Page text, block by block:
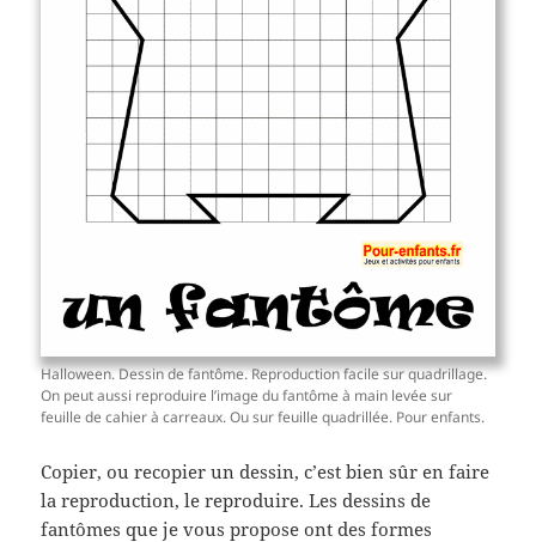
Halloween. Dessin de fantôme. Reproduction facile sur quadrillage.
On peut aussi reproduire l’image du fantôme à main levée sur
feuille de cahier à carreaux. Ou sur feuille quadrillée. Pour enfants.
Copier, ou recopier un dessin, c’est bien sûr en faire
la reproduction, le reproduire. Les dessins de
fantômes que je vous propose ont des formes